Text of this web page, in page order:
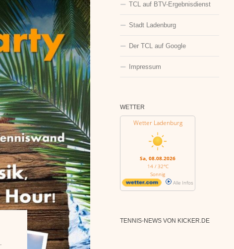
TCL auf BTV-Ergebnisdienst
Stadt Ladenburg
Der TCL auf Google
Impressum
WETTER
Wetter Ladenburg
Sa, 08.08.2026
14 / 32°C
Sonnig
Alle Infos
TENNIS-NEWS VON KICKER.DE